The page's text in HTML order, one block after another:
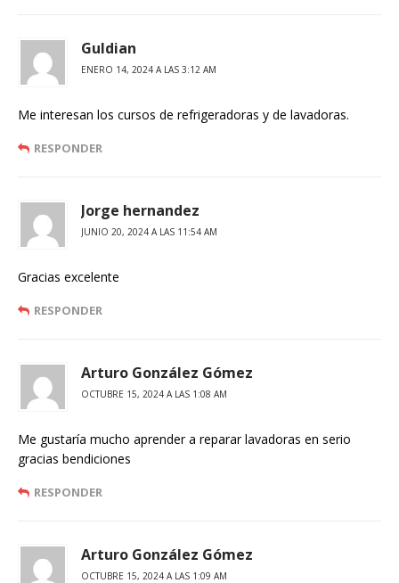
Guldian
ENERO 14, 2024 A LAS 3:12 AM
Me interesan los cursos de refrigeradoras y de lavadoras.
RESPONDER
Jorge hernandez
JUNIO 20, 2024 A LAS 11:54 AM
Gracias excelente
RESPONDER
Arturo González Gómez
OCTUBRE 15, 2024 A LAS 1:08 AM
Me gustaría mucho aprender a reparar lavadoras en serio
gracias bendiciones
RESPONDER
Arturo González Gómez
OCTUBRE 15, 2024 A LAS 1:09 AM